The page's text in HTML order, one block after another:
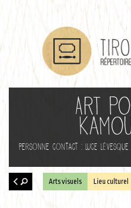
Art
Personne contact : Luce Lévesque
Arts visuels Lieu culturel